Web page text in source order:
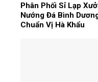
Phân Phối Sỉ Lạp
Nướng Đá Bình
Chuẩn Vị Hà Khẩu